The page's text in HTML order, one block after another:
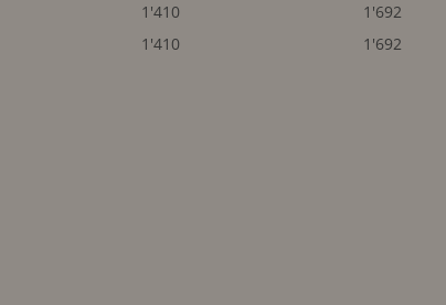
1'410
1'692
1'410 1'692